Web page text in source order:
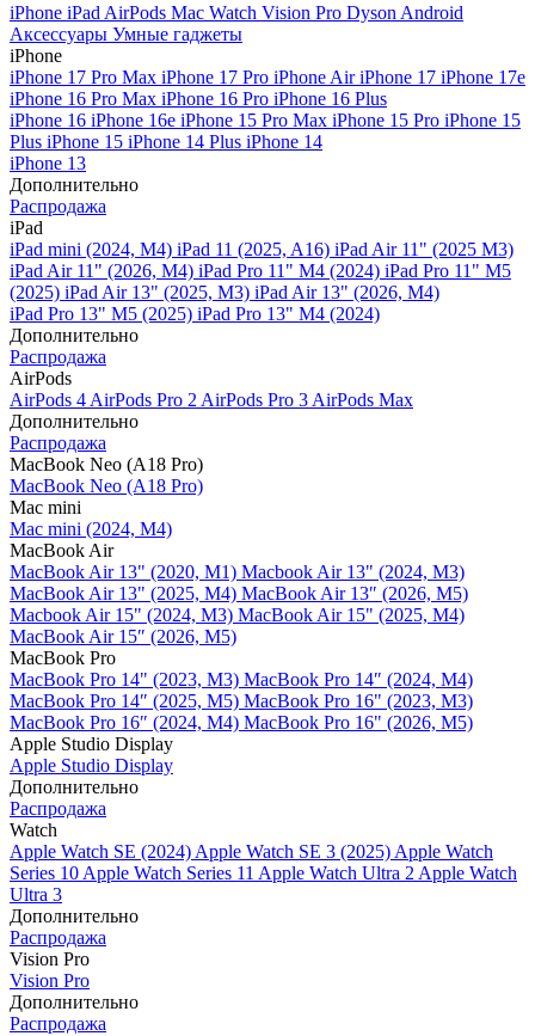
iPhone iPad AirPods Mac Watch Vision Pro Dyson Android
Аксессуары Умные гаджеты
iPhone
iPhone 17 Pro Max iPhone 17 Pro iPhone AiriPhone 17 iPhone 17e
iPhone 16 Pro Max iPhone 16 Pro iPhone 16 Plus
iPhone 16 iPhone 16e iPhone 15 Pro Max iPhone 15 Pro iPhone 15
Plus iPhone 15 iPhone 14 Plus iPhone 14
iPhone 13
Дополнительно
Распродажа
iPad
iPad mini (2024, M4) iPad 11 (2025, A16) iPad Air 11" (2025 M3)
iPad Air 11" (2026, M4) iPad Pro 11" M4 (2024) iPad Pro 11" M5
(2025) iPad Air 13" (2025, M3) iPad Air 13" (2026, M4)
iPad Pro 13" M5 (2025) iPad Pro 13" M4 (2024)
Дополнительно
Распродажа
AirPods
AirPods 4 AirPods Pro 2 AirPods Pro 3 AirPods Max
Дополнительно
Распродажа
MacBook Neo (A18 Pro)
MacBook Neo (A18 Pro)
Mac mini
Mac mini (2024, M4)
MacBook Air
MacBook Air 13" (2020, M1) Macbook Air 13" (2024, M3)
MacBook Air 13" (2025, M4) MacBook Air 13″ (2026, M5)
Macbook Air 15" (2024, M3) MacBook Air 15" (2025, M4)
MacBook Air 15″ (2026, M5)
MacBook Pro
MacBook Pro 14" (2023, M3) MacBook Pro 14″ (2024, M4)
MacBook Pro 14″ (2025, M5) MacBook Pro 16" (2023, M3)
MacBook Pro 16″ (2024, M4) MacBook Pro 16" (2026, M5)
Apple Studio Display
Apple Studio Display
Дополнительно
Распродажа
Watch
Apple Watch SE (2024) Apple Watch SE 3 (2025) Apple Watch
Series 10 Apple Watch Series 11 Apple Watch Ultra 2 Apple Watch
Ultra 3
Дополнительно
Распродажа
Vision Pro
Vision Pro
Дополнительно
Распродажа